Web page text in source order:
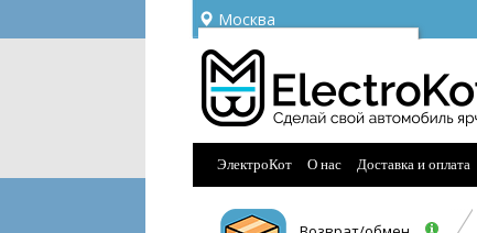
Москва
Ваш город —
Угадали?
ЭлектроКот О нас Доставка и оплата